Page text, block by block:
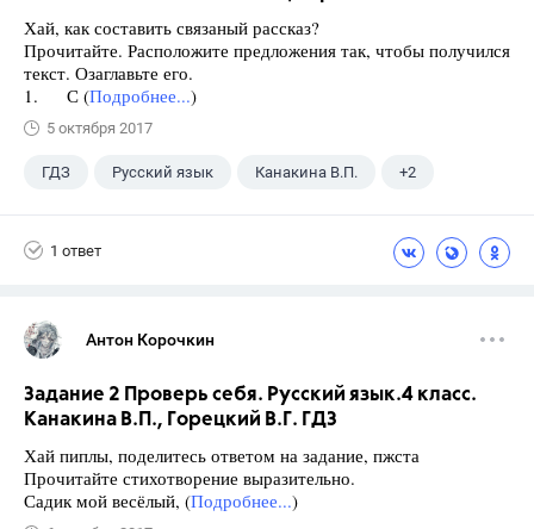
Хай, как составить связаный рассказ?
Прочитайте. Расположите предложения так, чтобы получился
текст. Озаглавьте его.
1. С (Подробнее...)
5 октября 2017
ГДЗ Русский язык Канакина В.П. +2
1 ответ
Антон Корочкин
Задание 2 Проверь себя. Русский язык.4 класс.
Канакина В.П., Горецкий В.Г. ГДЗ
Хай пиплы, поделитесь ответом на задание, пжста
Прочитайте стихотворение выразительно.
Садик мой весёлый, (Подробнее...)